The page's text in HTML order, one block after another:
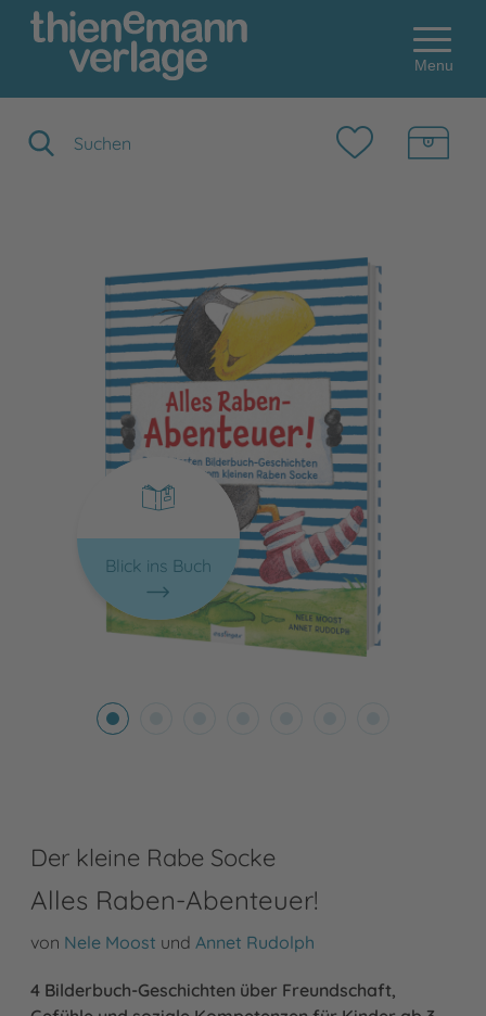
Menu
Blick ins Buch
Der kleine Rabe Socke
Alles Raben-Abenteuer!
von Nele Moost und Annet Rudolph
4 Bilderbuch-Geschichten über Freundschaft,